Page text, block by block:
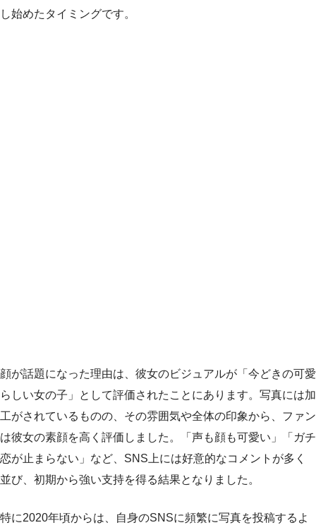
し始めたタイミングです。
顔が話題になった理由は、彼女のビジュアルが「今どきの可愛
らしい女の子」として評価されたことにあります。写真には加
工がされているものの、その雰囲気や全体の印象から、ファン
は彼女の素顔を高く評価しました。「声も顔も可愛い」「ガチ
恋が止まらない」など、SNS上には好意的なコメントが多く
並び、初期から強い支持を得る結果となりました。
特に2020年頃からは、自身のSNSに頻繁に写真を投稿するよ